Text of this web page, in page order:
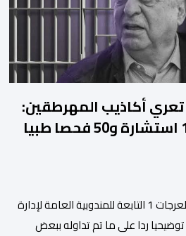
تعري أكاذيب المهرطقين:
اصدرت إدارة السجن المحلي العرجات 1 التابعة للمندوبية العامة لإدارة
ردا على ما تم تداوله ببعض